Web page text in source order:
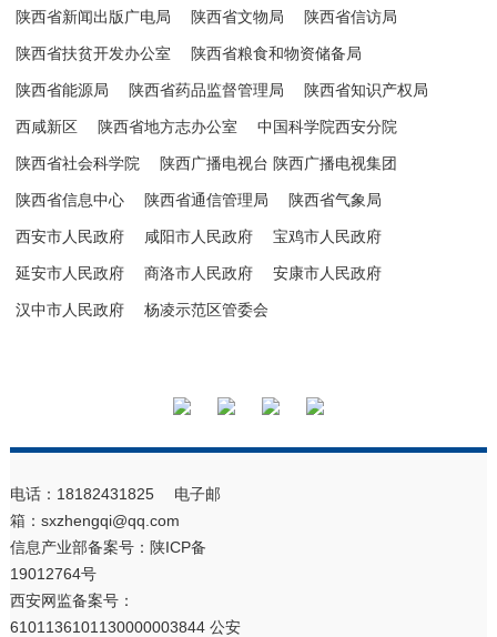
陕西省新闻出版广电局 陕西省文物局 陕西省信访局
陕西省扶贫开发办公室 陕西省粮食和物资储备局
陕西省能源局 陕西省药品监督管理局 陕西省知识产权局
西咸新区 陕西省地方志办公室 中国科学院西安分院
陕西省社会科学院 陕西广播电视台 陕西广播电视集团
陕西省信息中心 陕西省通信管理局 陕西省气象局
西安市人民政府 咸阳市人民政府 宝鸡市人民政府
延安市人民政府 商洛市人民政府 安康市人民政府
汉中市人民政府 杨凌示范区管委会
电话：18182431825 电子邮
箱：sxzhengqi@qq.com
信息产业部备案号： 陕ICP备
19012764号
西安网监备案号：
6101136101130000003844 公安